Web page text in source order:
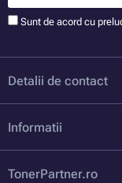
Sunt de acord cu
Detalii de contact
Informatii
TonerPartner.ro